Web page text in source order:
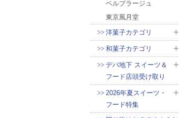
ベルプラージュ
東京風月堂
洋菓子カテゴリ
和菓子カテゴリ
デパ地下 スイーツ＆
フード店頭受け取り
2026年夏スイーツ・
フード特集